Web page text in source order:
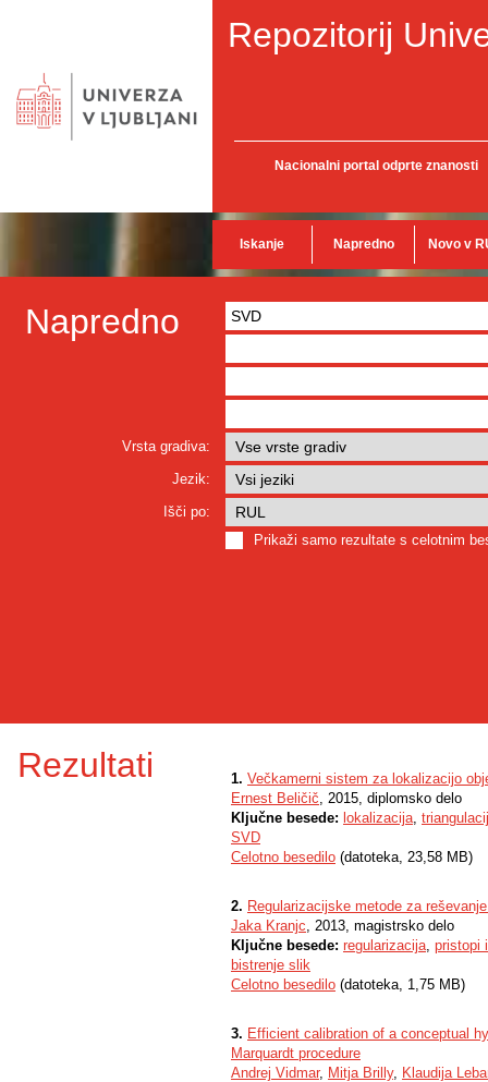
Repozitorij
Nacionalni portal odprte znanosti
Iskanje Napredno Novo v
Napredno
Vrsta gradiva:
Jezik:
Išči po:
Prikaži samo rezultate s celotnim
Rezultati 1. Večkamerni sistem za lokalizacijo
Ernest Beličič, 2015, diplomsko delo
Ključne besede: lokalizacija,
SVD
Celotno besedilo (datoteka, 23,58 MB)
2. Regularizacijske metode za
Jaka Kranjc, 2013, magistrsko delo
Ključne besede: regularizacija, pristopi
bistrenje slik
Celotno besedilo (datoteka, 1,75 MB)
3. Efficient calibration of a conceptual
Marquardt procedure
Andrej Vidmar, Mitja Brilly, Klaudija